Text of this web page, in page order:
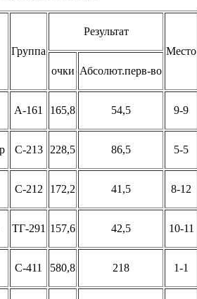
Группа
Результат
Место
очки Абсолют.перв-во
А-161 165,8 54,5 9-9
С-213 228,5 86,5 5-5
С-212 172,2 41,5 8-12
ТГ-291 157,6 42,5 10-11
С-411 580,8 218 1-1